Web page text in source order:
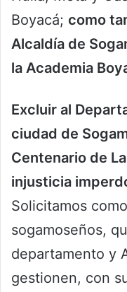
Boyacá; como
Alcaldía de
la Academia
Excluir al
ciudad de
Centenario de
injusticia
Solicitamos
sogamoseños,
departamento y
gestionen, con